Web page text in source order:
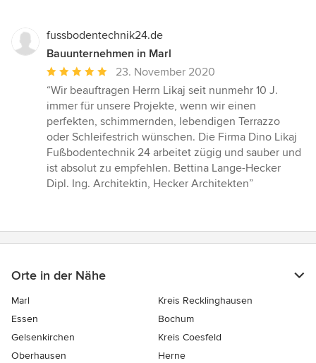
fussbodentechnik24.de
Bauunternehmen in Marl
Durchschnittliche
Bewertung:
5
von
5
Sternen
23. November 2020
“Wir beauftragen Herrn Likaj seit nunmehr 10 J.
immer für unsere Projekte, wenn wir einen
perfekten, schimmernden, lebendigen Terrazzo
oder Schleifestrich wünschen. Die Firma Dino Likaj
Fußbodentechnik 24 arbeitet zügig und sauber und
ist absolut zu empfehlen. Bettina Lange-Hecker
Dipl. Ing. Architektin, Hecker Architekten”
Orte in der Nähe
Marl
Kreis Recklinghausen
Essen
Bochum
Gelsenkirchen
Kreis Coesfeld
Oberhausen
Herne